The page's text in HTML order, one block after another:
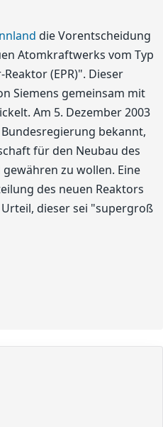
die Vorentscheidung
Atomkraftwerks vom Typ
(EPR)". Dieser
Siemens gemeinsam mit
Am 5. Dezember 2003
bekannt,
für den Neubau des
zu wollen. Eine
des neuen Reaktors
dieser sei "supergroß